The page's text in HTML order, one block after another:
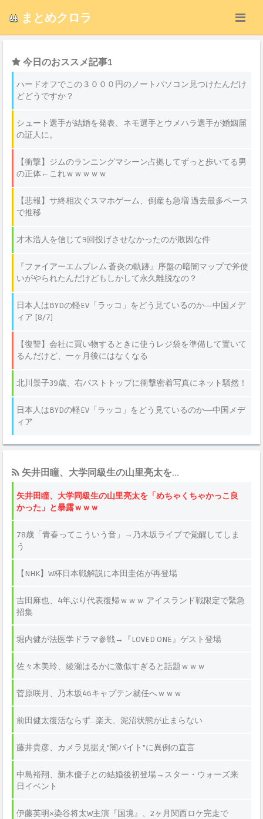
まとめクロラ
矢井田瞳、大学同級生の山里亮太を...
矢井田瞳、大学同級生の山里亮太を「めちゃくちゃかっこ良
かった」と暴露ｗｗｗ
78歳「青春ってこういう音」→乃木坂ライブで覚醒してしま
う
【NHK】W杯日本戦解説に本田圭佑が再登場
吉田麻也、4年ぶり代表復帰ｗｗｗ アイスランド戦限定で緊急
招集
堀内健が法医学ドラマ参戦→『LOVED ONE』ゲスト登場
佐々木美玲、綾瀬はるかに激似すぎると話題ｗｗｗ
菅原咲月、乃木坂46キャプテン就任へｗｗｗ
前田健太復活ならず…楽天、泥沼状態が止まらない
藤井貴彦、カメラ見据え“闇バイト”に異例の直言
中島裕翔、新木優子との結婚後初登場→スター・ウォーズ来
日イベント
伊藤英明×染谷将太W主演『国境』、2ヶ月関西ロケ完走で